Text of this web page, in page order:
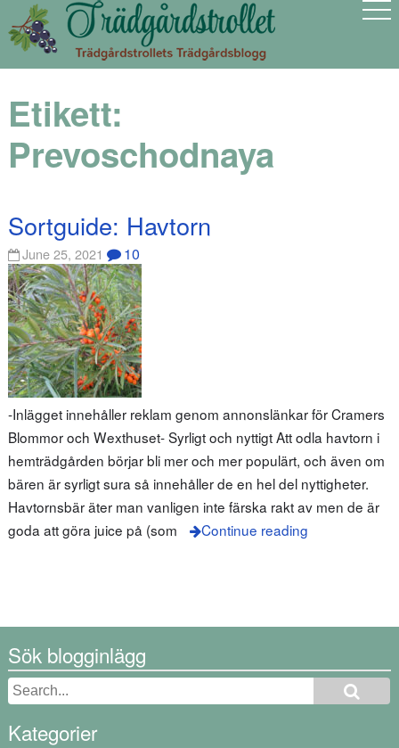
Etikett:
Prevoschodnaya
Sortguide: Havtorn
June 25, 2021 10
-Inlägget innehåller reklam genom annonslänkar för Cramers
Blommor och Wexthuset- Syrligt och nyttigt Att odla havtorn i
hemträdgården börjar bli mer och mer populärt, och även om
bären är syrligt sura så innehåller de en hel del nyttigheter.
Havtornsbär äter man vanligen inte färska rakt av men de är
goda att göra juice på (som
Continue reading
Sök blogginlägg
Kategorier